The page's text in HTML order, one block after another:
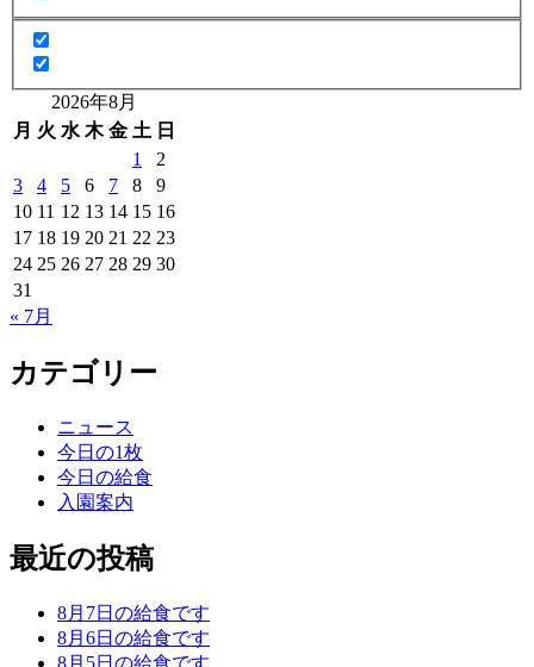
2026年8月
月 火 水 木 金 土 日
1
2
3
4 5 6 7 8
9
10 11 12 13 14 15 16
17 18 19 20 21 22 23
24 25 26 27 28 29 30
31
« 7月
カテゴリー
ニュース
今日の1枚
今日の給食
入園案内
最近の投稿
8月7日の給食です
8月6日の給食です
8月5日の給食です。